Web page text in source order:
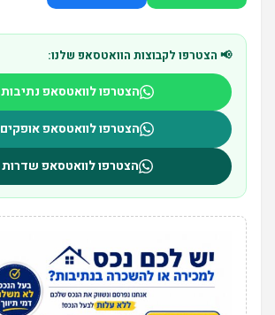
📢 הצטרפו לקבוצות הוואטסאפ שלנו:
הצטרפו לוואטסאפ נתיבות
הצטרפו לוואטסאפ אופקים
הצטרפו לוואטסאפ שדרות